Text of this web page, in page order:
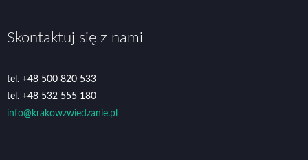
Skontaktuj się z nami
tel. +48 500 820 533
tel. +48 532 555 180
info@krakowzwiedzanie.pl